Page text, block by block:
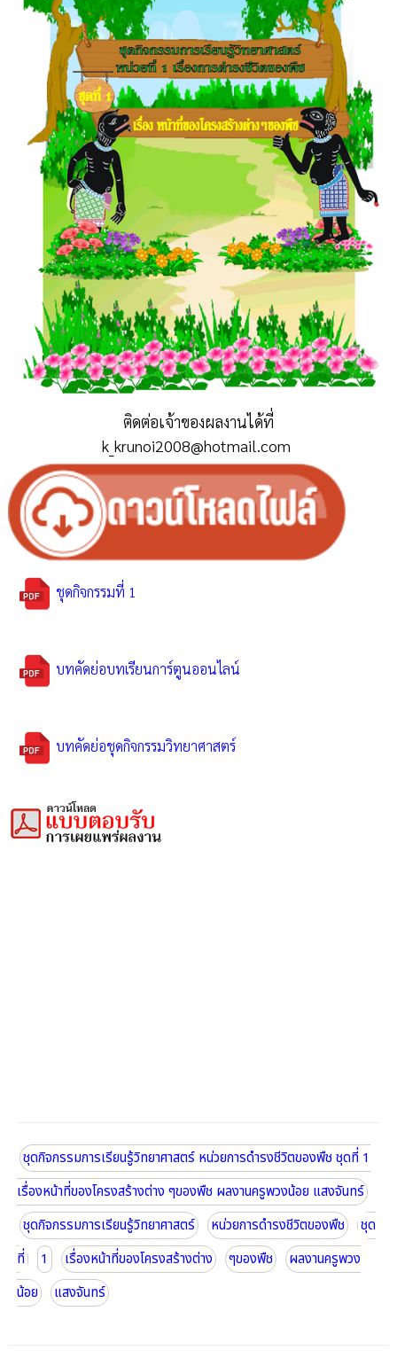
ติดต่อเจ้าของผลงานได้ที่
k_krunoi2008@hotmail.com
ชุดกิจกรรมที่ 1
บทคัดย่อบทเรียนการ์ตูนออนไลน์
บทคัดย่อชุดกิจกรรมวิทยาศาสตร์
ชุดกิจกรรมการเรียนรู้วิทยาศาสตร์ หน่วยการดำรงชีวิตของพืช ชุดที่ 1
เรื่องหน้าที่ของโครงสร้างต่าง ๆของพืช ผลงานครูพวงน้อย แสงจันทร์
ชุดกิจกรรมการเรียนรู้วิทยาศาสตร์
หน่วยการดำรงชีวิตของพืช
ชุด
ที่
1 เรื่องหน้าที่ของโครงสร้างต่าง ๆของพืช
ผลงานครูพวง
น้อย
แสงจันทร์